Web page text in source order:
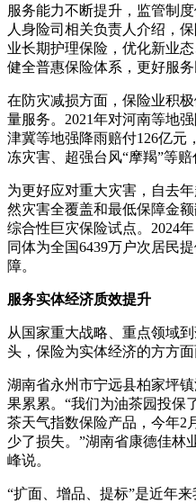
服务能力不断提升，监管制
人身险司相关负责人介绍，
业长期护理保险，优化新业
健全普惠保险体系，更好服务
在防灾减损方面，保险业积
量服务。2021年对河南等地
津冀等地强降雨赔付126亿元
冻灾害、超强台风“摩羯”等
为更好应对重大灾害，自去
然灾害全覆盖和最低保障金
综合性巨灾保险试点。2024
同体为全国6439万户次居民
障。
服务实体经济质效提升
从国家重大战略、重点领域
头，保险为实体经济的方方面
湖南省永州市宁远县柏家坪
果累累。“我们为油茶园投保
茶天气指数保险产品，今年2
少了损失。”湖南省康德佳林
峰说。
“扩面、增品、提标”是近年